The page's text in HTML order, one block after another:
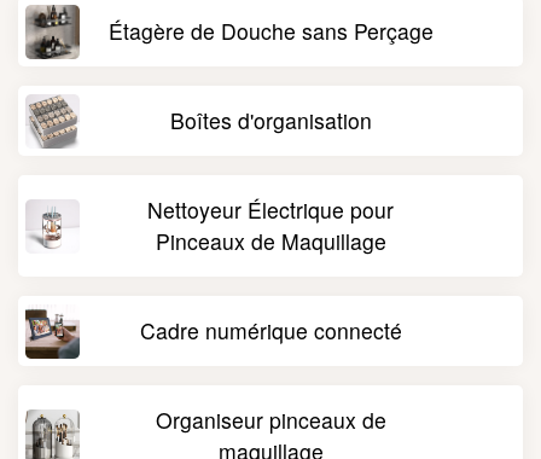
Étagère de Douche sans Perçage
Boîtes d'organisation
Nettoyeur Électrique pour
Pinceaux de Maquillage
Cadre numérique connecté
Organiseur pinceaux de
maquillage